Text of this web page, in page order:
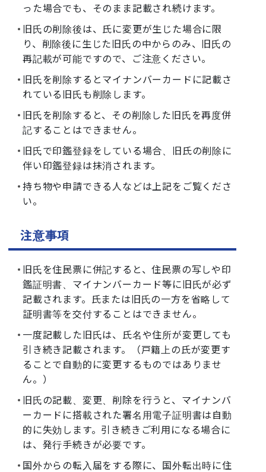
った場合でも、そのまま記載され続けます。
旧氏の削除後は、氏に変更が生じた場合に限
り、削除後に生じた旧氏の中からのみ、旧氏の
再記載が可能ですので、ご注意ください。
旧氏を削除するとマイナンバーカードに記載さ
れている旧氏も削除します。
旧氏を削除すると、その削除した旧氏を再度併
記することはできません。
旧氏で印鑑登録をしている場合、旧氏の削除に
伴い印鑑登録は抹消されます。
持ち物や申請できる人などは上記をご覧くださ
い。
注意事項
旧氏を住民票に併記すると、住民票の写しや印
鑑証明書、マイナンバーカード等に旧氏が必ず
記載されます。氏または旧氏の一方を省略して
証明書等を交付することはできません。
一度記載した旧氏は、氏名や住所が変更しても
引き続き記載されます。（戸籍上の氏が変更す
ることで自動的に変更するものではありませ
ん。）
旧氏の記載、変更、削除を行うと、マイナンバ
ーカードに搭載された署名用電子証明書は自動
的に失効します。引き続きご利用になる場合に
は、発行手続きが必要です。
国外からの転入届をする際に、国外転出時に住